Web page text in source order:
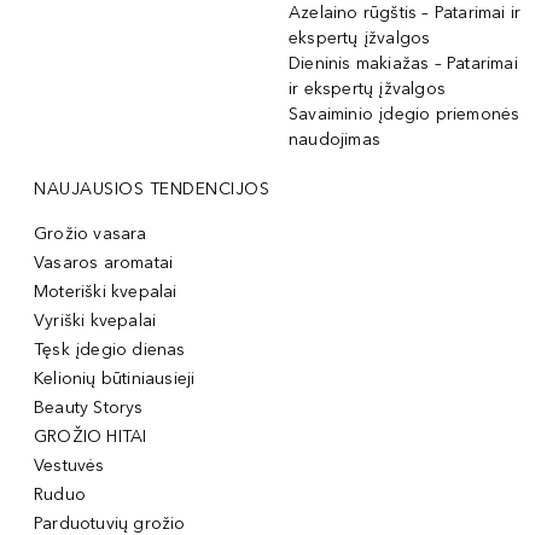
Azelaino rūgštis – Patarimai ir
ekspertų įžvalgos
Dieninis makiažas – Patarimai
ir ekspertų įžvalgos
Savaiminio įdegio priemonės
naudojimas
NAUJAUSIOS TENDENCIJOS
Grožio vasara
Vasaros aromatai
Moteriški kvepalai
Vyriški kvepalai
Tęsk įdegio dienas
Kelionių būtiniausieji
Beauty Storys
GROŽIO HITAI
Vestuvės
Ruduo
Parduotuvių grožio